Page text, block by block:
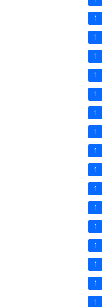
1
1
1
1
1
1
1
1
1
1
1
1
1
1
1
1